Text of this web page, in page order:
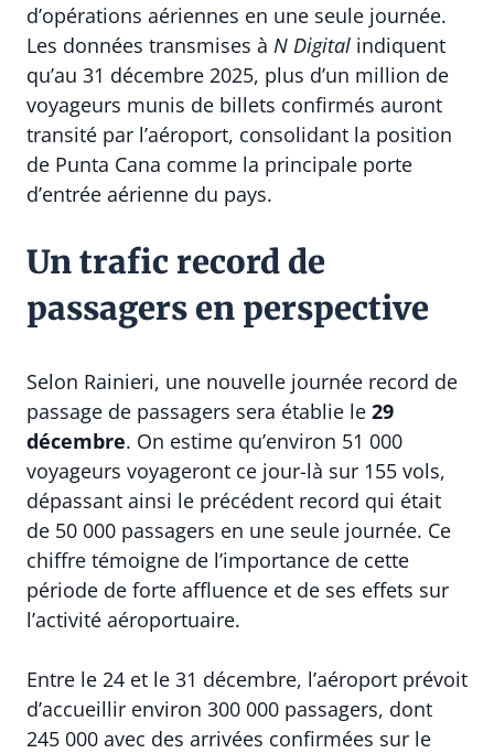
d’opérations aériennes en une seule journée.
Les données transmises à N Digital indiquent
qu’au 31 décembre 2025, plus d’un million de
voyageurs munis de billets confirmés auront
transité par l’aéroport, consolidant la position
de Punta Cana comme la principale porte
d’entrée aérienne du pays.
Un trafic record de
passagers en perspective
Selon Rainieri, une nouvelle journée record de
passage de passagers sera établie le 29
décembre. On estime qu’environ 51 000
voyageurs voyageront ce jour-là sur 155 vols,
dépassant ainsi le précédent record qui était
de 50 000 passagers en une seule journée. Ce
chiffre témoigne de l’importance de cette
période de forte affluence et de ses effets sur
l’activité aéroportuaire.
Entre le 24 et le 31 décembre, l’aéroport prévoit
d’accueillir environ 300 000 passagers, dont
245 000 avec des arrivées confirmées sur le